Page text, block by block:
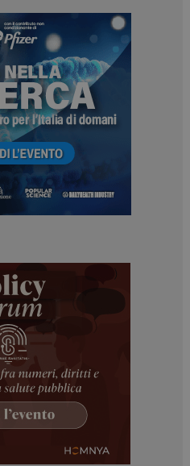
Microsoft Corporation
.www.dailyhealthindustry.it